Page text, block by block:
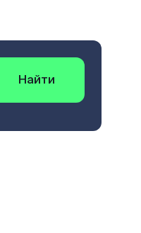
Найти